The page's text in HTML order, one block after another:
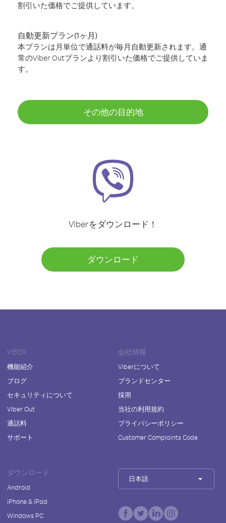
割引いた価格でご提供しています。
自動更新プラン(1ヶ月)
本プランは月単位で通話料が毎月自動更新されます。通
常のViber Outプランより割引いた価格でご提供していま
す。
その他の目的地
Viberをダウンロード！
ダウンロード
VIBER
機能紹介
ブログ
セキュリティについて
Viber Out
通話料
サポート
会社情報
Viberについて
ブランドセンター
採用
当社の利用規約
プライバシーポリシー
Customer Complaints Code
ダウンロード
Android
iPhone & iPad
Windows PC
日本語